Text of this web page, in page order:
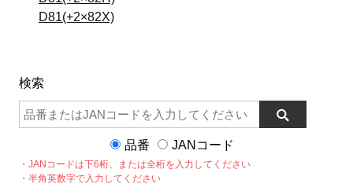
D81(+2×82X)
検索
品番 JANコード
・JANコードは下6桁、または全桁を入力してください
・半角英数字で入力してください